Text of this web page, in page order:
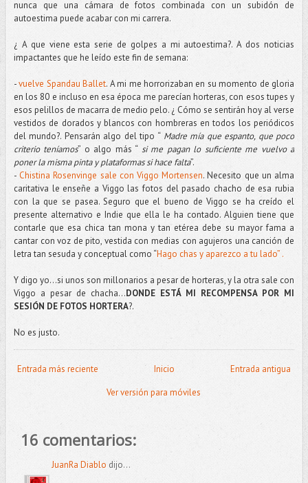
nunca que una cámara de fotos combinada con un subidón de
autoestima puede acabar con mi carrera.
¿ A que viene esta serie de golpes a mi autoestima?. A dos noticias
impactantes que he leído este fin de semana:
-vuelve Spandau Ballet. A mi me horrorizaban en su momento de gloria
en los 80 e incluso en esa época me parecían horteras, con esos tupes y
esos pelillos de macarra de medio pelo. ¿ Cómo se sentirán hoy al verse
vestidos de dorados y blancos con hombreras en todos los periódicos
del mundo?. Pensarán algo del tipo “ Madre mía que espanto, que poco
criterio teníamos” o algo más “ si me pagan lo suficiente me vuelvo a
poner la misma pinta y plataformas si hace falta”.
-Chistina Rosenvinge sale con Viggo Mortensen. Necesito que un alma
caritativa le enseñe a Viggo las fotos del pasado chacho de esa rubia
con la que se pasea. Seguro que el bueno de Viggo se ha creído el
presente alternativo e Indie que ella le ha contado. Alguien tiene que
contarle que esa chica tan mona y tan etérea debe su mayor fama a
cantar con voz de pito, vestida con medias con agujeros una canción de
letra tan sesuda y conceptual como “Hago chas y aparezco a tu lado” .
Y digo yo…si unos son millonarios a pesar de horteras, y la otra sale con
Viggo a pesar de chacha…DONDE ESTÁ MI RECOMPENSA POR MI
SESIÓN DE FOTOS HORTERA?.
No es justo.
Entrada más reciente Entrada antigua
Inicio
Ver versión para móviles
16 comentarios:
JuanRa Diablo dijo...